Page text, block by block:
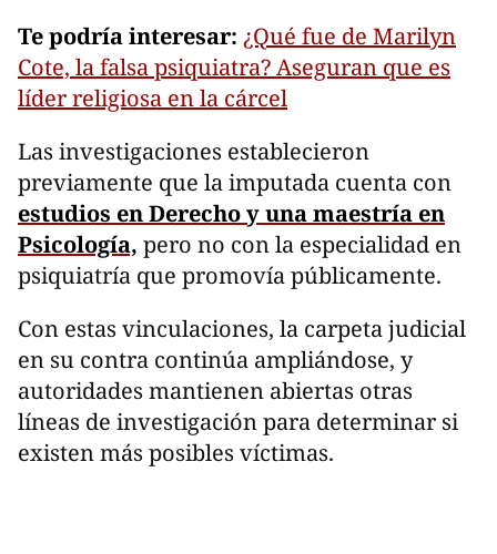
Te podría interesar: ¿Qué fue de Marilyn
Cote, la falsa psiquiatra? Aseguran que es
líder religiosa en la cárcel
Las investigaciones establecieron
previamente que la imputada cuenta con
estudios en Derecho y una maestría en
Psicología, pero no con la especialidad en
psiquiatría que promovía públicamente.
Con estas vinculaciones, la carpeta judicial
en su contra continúa ampliándose, y
autoridades mantienen abiertas otras
líneas de investigación para determinar si
existen más posibles víctimas.